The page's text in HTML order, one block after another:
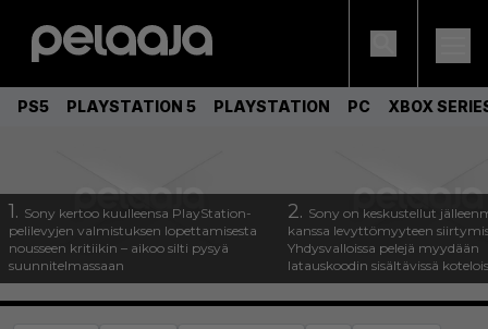
PS5 PLAYSTATION 5 PLAYSTATION PC XBOX
1. Sony kertoo kuulleensa PlayStation-
pelilevyjen valmistuksen lopettamisesta
nousseen kritiikin – aikoo silti pysyä
suunnitelmassaan
2. Sony on keskustellut
kanssa levyttömyyteen
Yhdysvalloissa pelejä myydään
latauskoodin sisältävissä